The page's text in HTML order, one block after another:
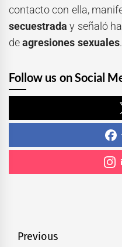
contacto con ella,
secuestrada y señaló
deagresiones sexuales.
Follow us on Social
Navegación
Previous